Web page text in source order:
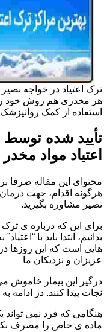
ترک اعتیاد در خواجه
هر مخدری هم روش خود را
استفاده از کمک
تأیید شده
اعتیاد مواد
محتوای این مقاله صرفا
هرگونه اقدام، جهت
نصیر مشاوره بگیرید.
برای این که درباره ی ترک
بدانیم، ابتدا باید با
هایی است که این روزها
عزیزان و نزدیکان ما
درگیر این بیمار خاموش
نجات پیدا کنند. در
هنگامی که فرد نمی تواند
ماده ی خاص را مصرف